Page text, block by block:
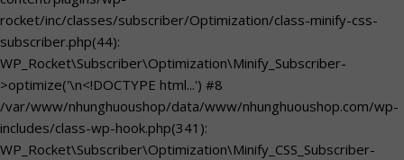
rocket/inc/classes/subscriber/Optimization/class-minify-css-
subscriber.php(44):
WP_Rocket\Subscriber\Optimization\Minify_Subscriber-
>optimize('\n<!DOCTYPE html...') #8
/var/www/nhunghuoushop/data/www/nhunghuoushop.com/wp-
includes/class-wp-hook.php(341):
WP_Rocket\Subscriber\Optimization\Minify_CSS_Subscriber-